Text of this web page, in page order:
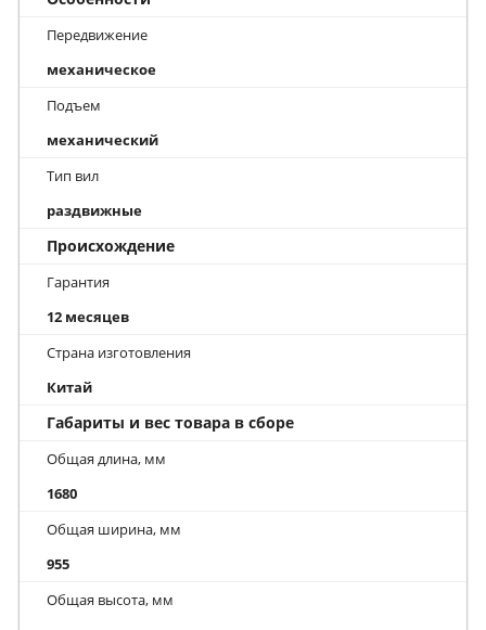
Передвижение
механическое
Подъем
механический
Тип вил
раздвижные
Происхождение
Гарантия
12 месяцев
Страна изготовления
Китай
Габариты и вес товара в сборе
Общая длина, мм
1680
Общая ширина, мм
955
Общая высота, мм